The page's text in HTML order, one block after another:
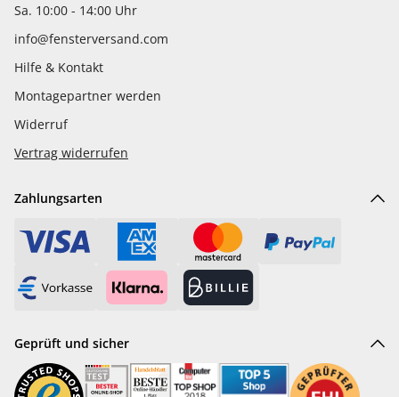
Sa. 10:00 - 14:00 Uhr
info@fensterversand.com
Hilfe & Kontakt
Montagepartner werden
Widerruf
Vertrag widerrufen
Zahlungsarten
Geprüft und sicher